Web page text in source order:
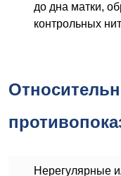
до дна матки,
контрольных
Нерегулярные